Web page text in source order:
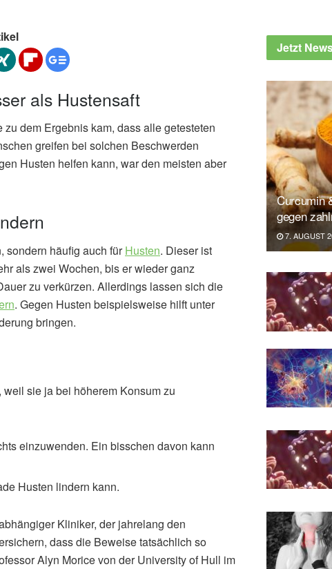
als Hustensaft
dem Ergebnis kam, dass alle getesteten
greifen bei solchen Beschwerden
Husten helfen kann, war den meisten aber
sondern häufig auch fürHusten. Dieser ist
als zwei Wochen, bis er wieder ganz
zu verkürzen. Allerdings lassen sich die
. Gegen Husten beispielsweise hilft unter
bringen.
sie ja bei höherem Konsum zu
einzuwenden. Ein bisschen davon kann
Husten lindern kann.
Kliniker, der jahrelang den
dass die Beweise tatsächlich so
Alyn Morice von der University of Hull im
Jetzt
Curcumin
gegen
7. AUGUST